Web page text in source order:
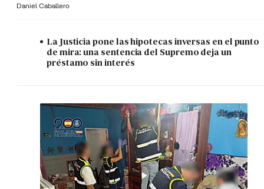
Daniel Caballero
La Justicia pone las hipotecas inversas en el punto
de mira: una sentencia del Supremo deja un
préstamo sin interés